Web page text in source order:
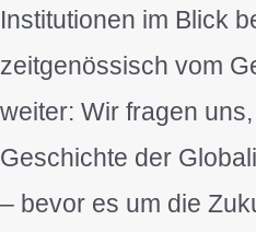
Institutionen im Blick
zeitgenössisch vom
weiter: Wir fragen
Geschichte der
– bevor es um die